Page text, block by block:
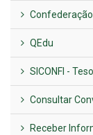
QEdu
SICONFI -
Consultar
Receber